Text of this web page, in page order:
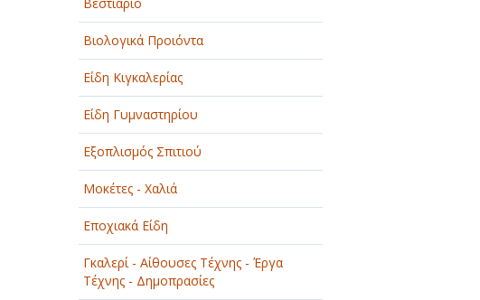
Βιολογικά Προιόντα
Είδη Κιγκαλερίας
Είδη Γυμναστηρίου
Εξοπλισμός Σπιτιού
Μοκέτες - Χαλιά
Εποχιακά Είδη
Γκαλερί - Αίθουσες Τέχνης - Έργα
Τέχνης - Δημοπρασίες